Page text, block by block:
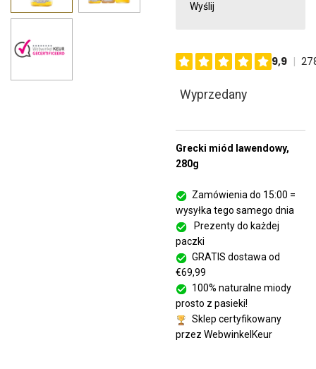
Wyślij
Wyprzedany
Grecki miód lawendowy,
280g
Zamówienia do 15:00 =
wysyłka tego samego dnia
Prezenty do każdej
paczki
GRATIS dostawa od
€69,99
100% naturalne miody
prosto z pasieki!
Sklep certyfikowany
przez WebwinkelKeur